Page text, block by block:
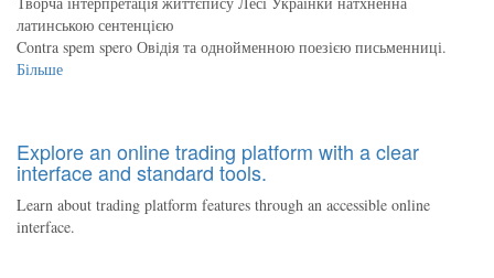
латинською сентенцією
Contra spem spero Овідія та однойменною поезією письменниці.
Більше
Explore an online trading platform with a clear
interface and standard tools.
Learn about trading platform features through an accessible online
interface.